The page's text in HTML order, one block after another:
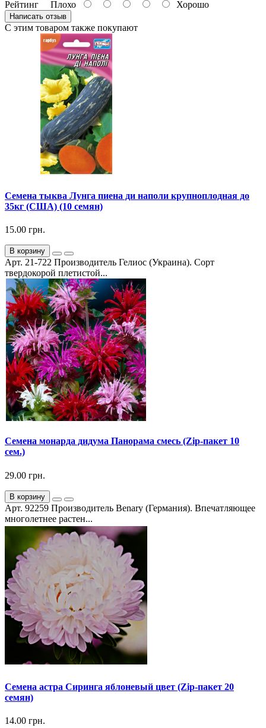
Рейтинг Плохо Хорошо
Написать отзыв
С этим товаром также покупают
Семена тыква Лунга пиена ди наполи крупноплодная до
35кг (США) (10 семян)
15.00 грн.
В корзину
Арт. 21-722 Производитель Гелиос (Украина). Сорт
твердокорой плетистой...
Семена монарда дидума Панорама смесь (Zip-пакет 10
сем.)
29.00 грн.
В корзину
Арт. 92259 Производитель Benary (Германия). Впечатляющее
многолетнее растен...
Семена астра Сиринга яблоневый цвет (Zip-пакет 20
семян)
14.00 грн.